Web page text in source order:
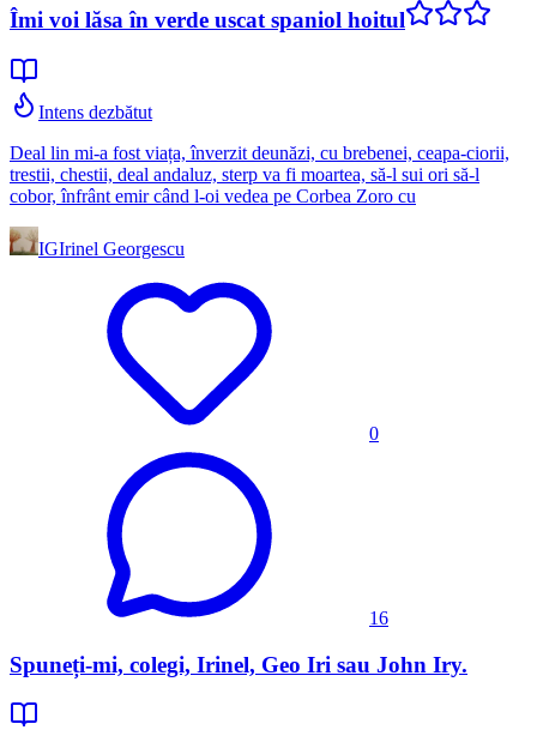
Îmi voi lăsa în verde uscat spaniol hoitul
Intens dezbătut
Deal lin mi-a fost viața, înverzit deunăzi, cu brebenei, ceapa-ciorii,
trestii, chestii, deal andaluz, sterp va fi moartea, să-l sui ori să-l
cobor, înfrânt emir când l-oi vedea pe Corbea Zoro cu
IGIrinel Georgescu
0
16
Spuneți-mi, colegi, Irinel, Geo Iri sau John Iry.